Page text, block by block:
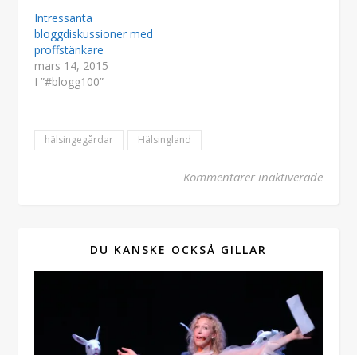
Intressanta
bloggdiskussioner med
proffstänkare
mars 14, 2015
I ”#blogg100”
hälsingegårdar Hälsingland
Kommentarer inaktiveradeför
DU KANSKE OCKSÅ GILLAR